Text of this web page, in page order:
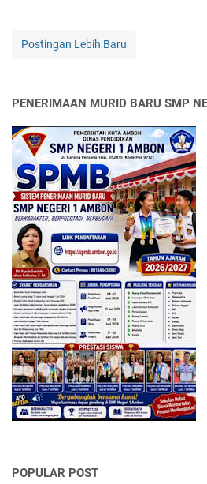
Postingan Lebih Baru
PENERIMAAN MURID BARU SMP
POPULAR POST